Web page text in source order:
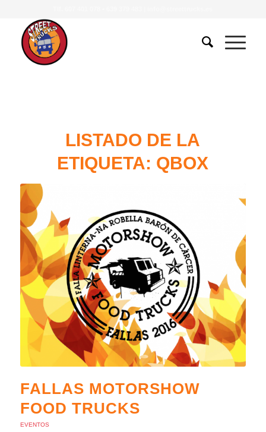
LISTADO DE LA
ETIQUETA: QBOX
FALLAS MOTORSHOW
FOOD TRUCKS
EVENTOS